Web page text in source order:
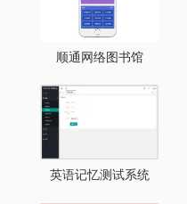
顺通网络图书馆
英语记忆测试系统